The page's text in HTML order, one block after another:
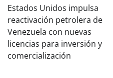
de
entradas
Estados Unidos impulsa
reactivación petrolera de
Venezuela con nuevas
licencias para inversión y
comercialización